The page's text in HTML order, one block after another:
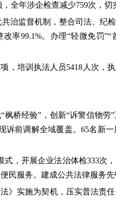
全年涉企检查减少759次，切
监督机制，整合司法、纪
率99.1%。办理“轻微免罚
培训执法人员5418人次，执
经验”，创新“诉警信物劳
诉前调解全域覆盖。65名新
开展企业法治体检333次，
民服务。建成公共法律服务
实施为契机，压实普法责任